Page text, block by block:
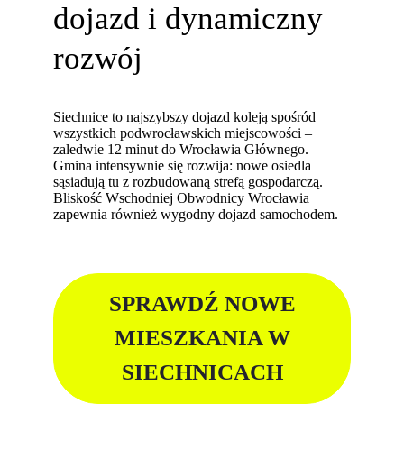
dojazd i dynamiczny
rozwój
Siechnice to najszybszy dojazd koleją spośród
wszystkich podwrocławskich miejscowości –
zaledwie 12 minut do Wrocławia Głównego.
Gmina intensywnie się rozwija: nowe osiedla
sąsiadują tu z rozbudowaną strefą gospodarczą.
Bliskość Wschodniej Obwodnicy Wrocławia
zapewnia również wygodny dojazd samochodem.
SPRAWDŹ NOWE
MIESZKANIA W
SIECHNICACH